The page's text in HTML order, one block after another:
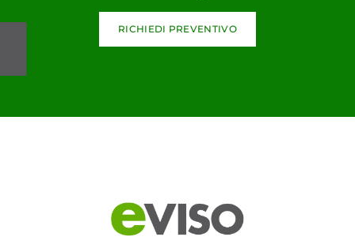
RICHIEDI PREVENTIVO